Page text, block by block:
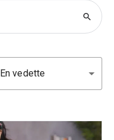
search
En vedette